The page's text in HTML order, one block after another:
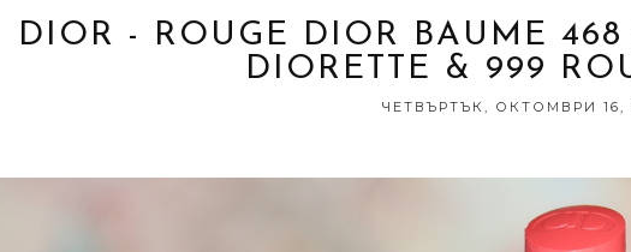
DIOR - ROUGE DIOR BAUME
DIORETTE & 999
ЧЕТВЪРТЪК, ОКТОМВРИ 16,